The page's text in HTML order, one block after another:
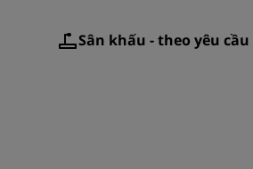
Sân khấu - theo yêu cầu